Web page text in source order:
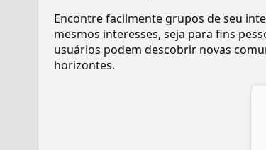
Encontre facilmente grupos de seu
mesmos interesses, seja para fins
usuários podem descobrir novas
horizontes.